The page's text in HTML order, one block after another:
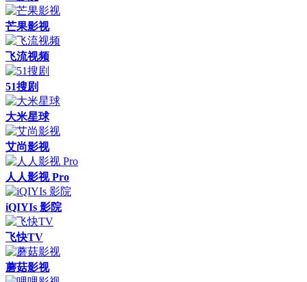
芒果影视
飞流视频
51搜剧
大米星球
艾尚影视
人人影视 Pro
iQIYIs 影院
飞快TV
蘑菇影视